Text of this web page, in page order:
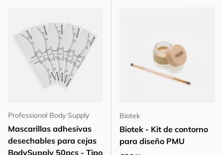
Professional Body Supply
Mascarillas adhesivas
desechables para cejas
BodySupply 50pcs - Tipo
Biotek
Biotek - Kit de contorno
para diseño PMU